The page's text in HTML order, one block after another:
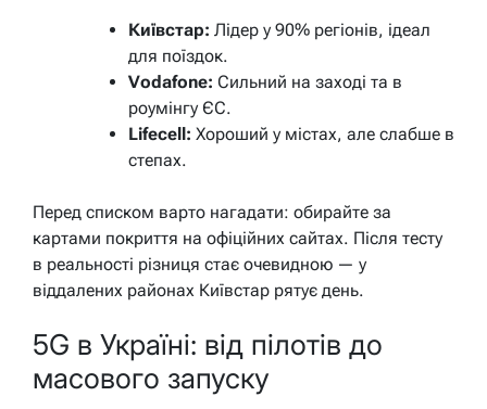
Київстар: Лідер у 90% регіонів, ідеал
для поїздок.
Vodafone: Сильний на заході та в
роумінгу ЄС.
Lifecell: Хороший у містах, але слабше в
степах.
Перед списком варто нагадати: обирайте за
картами покриття на офіційних сайтах. Після тесту
в реальності різниця стає очевидною — у
віддалених районах Київстар рятує день.
5G в Україні: від пілотів до
масового запуску